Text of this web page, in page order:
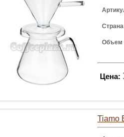
Объем
Цена:
Tiamo